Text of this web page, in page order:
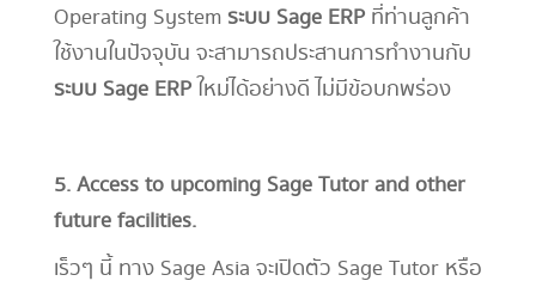
Operating System ระบบ Sage ERP ที่ท่านลูกค้า
ใช้งานในปัจจุบัน จะสามารถประสานการทำงานกับ
ระบบ Sage ERP ใหม่ได้อย่างดี ไม่มีข้อบกพร่อง
5. Access to upcoming Sage Tutor and other
future facilities.
เร็วๆ นี้ ทาง Sage Asia จะเปิดตัว Sage Tutor หรือ